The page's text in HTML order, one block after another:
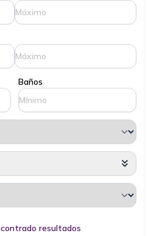
Baños
resultados
por favor...